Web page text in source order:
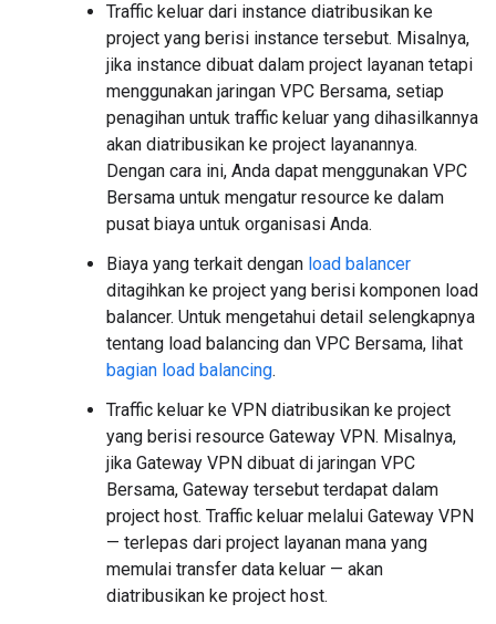
Traffic keluar dari instance diatribusikan ke
project yang berisi instance tersebut. Misalnya,
jika instance dibuat dalam project layanan tetapi
menggunakan jaringan VPC Bersama, setiap
penagihan untuk traffic keluar yang dihasilkannya
akan diatribusikan ke project layanannya.
Dengan cara ini, Anda dapat menggunakan VPC
Bersama untuk mengatur resource ke dalam
pusat biaya untuk organisasi Anda.
Biaya yang terkait dengan load balancer
ditagihkan ke project yang berisi komponen load
balancer. Untuk mengetahui detail selengkapnya
tentang load balancing dan VPC Bersama, lihat
bagian load balancing.
Traffic keluar ke VPN diatribusikan ke project
yang berisi resource Gateway VPN. Misalnya,
jika Gateway VPN dibuat di jaringan VPC
Bersama, Gateway tersebut terdapat dalam
project host. Traffic keluar melalui Gateway VPN
— terlepas dari project layanan mana yang
memulai transfer data keluar — akan
diatribusikan ke project host.